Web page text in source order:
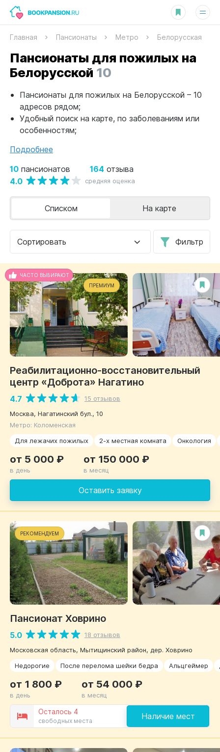
Главная Пансионаты Метро Белорусская
Пансионаты для пожилых на
Белорусской 10
Пансионаты для пожилых на Белорусской – 10
адресов рядом;
Удобный поиск на карте, по заболеваниям или
особенностям;
Подробнее
10 пансионатов 164 отзыва
4.0 средняя оценка
Сортировать Фильтр
Списком На карте
ЧАСТО ВЫБИРАЮТ
ПРЕМИУМ
Реабилитационно-восстановительный
центр «Доброта» Нагатино
4.7
15 отзывов
Москва, Нагатинский бул., 10
Метро: Коломенская
Для лежачих пожилых
2-х местная комната Онкология
Оставить заявку
от 5 000 ₽
в день
от 150 000 ₽
в месяц
РЕКОМЕНДУЕМ
Пансионат Ховрино
5.0
18 отзывов
Московская область, Мытищинский район, дер. Ховрино
Недорогие
После перелома шейки бедра Альцгеймер
Осталось 4
свободных места Наличие мест
от 1 800 ₽
в день
от 54 000 ₽
в месяц